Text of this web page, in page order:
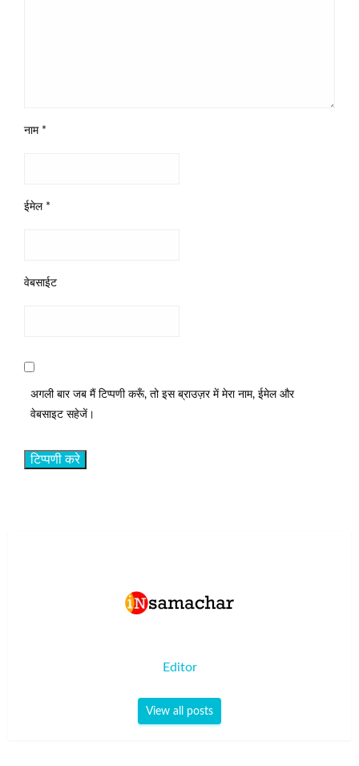
नाम *
ईमेल *
वेबसाईट
अगली बार जब मैं टिप्पणी करूँ, तो इस ब्राउज़र में मेरा नाम, ईमेल और
वेबसाइट सहेजें।
Editor
View all posts